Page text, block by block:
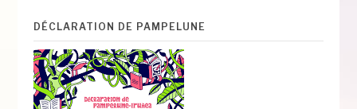
DÉCLARATION DE PAMPELUNE